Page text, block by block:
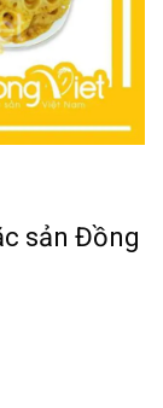
sản Đồng